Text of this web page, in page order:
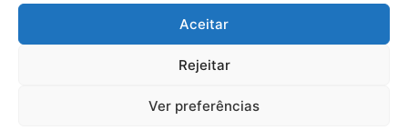
Aceitar
Rejeitar
Ver preferências
Início Sobre
Termos de Uso
Política de Privacidade
Contato